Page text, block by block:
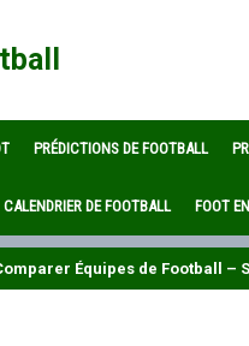
PRÉDICTIONS DE FOOTBALL
CALENDRIER DE FOOTBALL FOOT
Équipes de Football –